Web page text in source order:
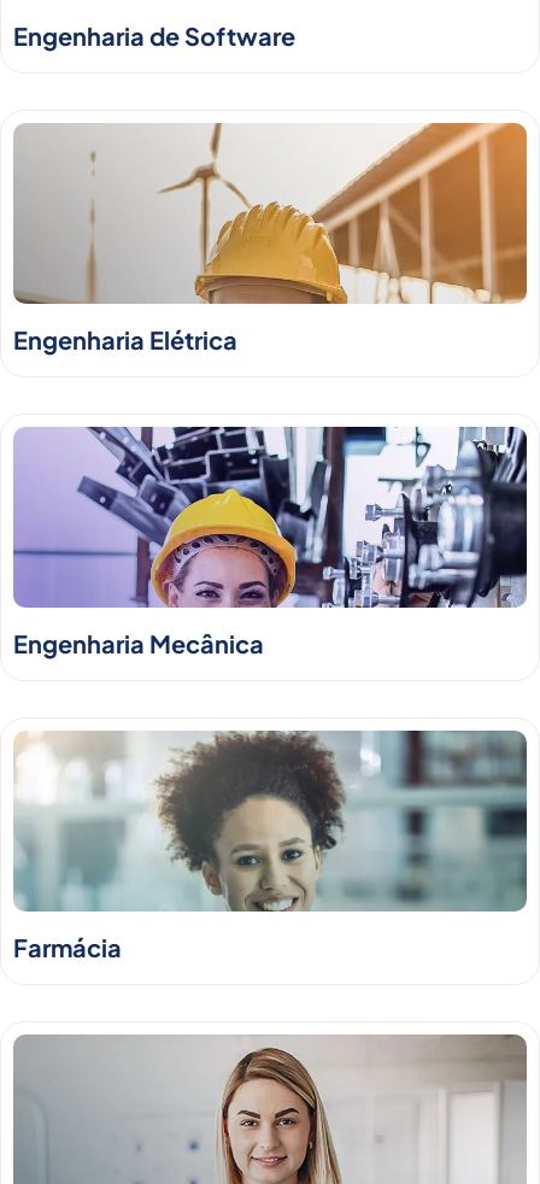
Engenharia de Software
Engenharia Elétrica
Engenharia Mecânica
Farmácia